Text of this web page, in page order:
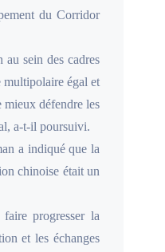
du Corridor
sein des cadres
égal et
mieux défendre les
a-t-il poursuivi.
a indiqué que la
chinoise était un
progresser la
et les échanges